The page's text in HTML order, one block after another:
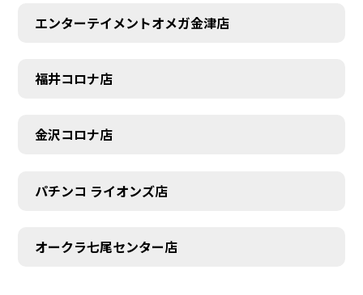
エンターテイメントオメガ金津店
福井コロナ店
金沢コロナ店
パチンコ ライオンズ店
オークラ七尾センター店